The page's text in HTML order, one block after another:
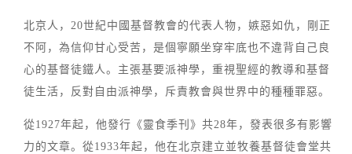
北京人，20世紀中國基督教會的代表人物，嫉惡如仇，剛正
不阿，為信仰甘心受苦，是個寧願坐穿牢底也不違背自己良
心的基督徒鐵人。主張基要派神學，重視聖經的教導和基督
徒生活，反對自由派神學，斥責教會與世界中的種種罪惡。
從1927年起，他發行《靈食季刊》共28年，發表很多有影響
力的文章。從1933年起，他在北京建立並牧養基督徒會堂共